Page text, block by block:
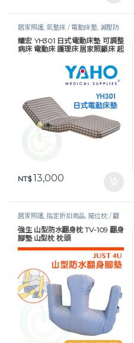
居家照護,氣墊床 / 電動床墊, 減壓防
褥瘡, 護理床具及配件
耀宏 YH301 日式電動床墊 可調整
病床 電動床 護理床 居家照顧床 起
NT$13,000
居家照護,指定折扣商品, 擺位枕 / 翻
身枕, 減壓防褥瘡
強生 山型防水翻身枕 TV-109 翻身
腳墊 山型枕 枕頭